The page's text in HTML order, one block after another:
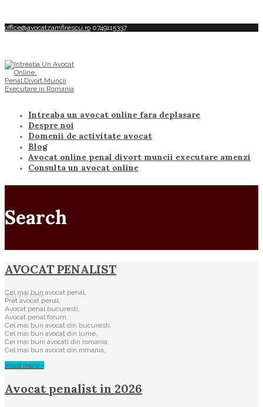
office@avocatzamfirescu.ro 0749115337
Intreaba un avocat online fara deplasare
Despre noi
Domenii de activitate avocat
Blog
Avocat online penal divort muncii executare amenzi
Consulta un avocat online
Search
You are here:
AVOCAT PENALIST
Cel mai bun avocat penal,
Pret avocat penal,
Avocat penal bucuresti,
Avocat penal forum,
Cel mai bun avocat din bucuresti,
Cel mai bun avocat din lume,
Cei mai buni avocati din romania,
Cel mai bun avocat din romania,
Read more ›
Avocat penalist in 2026